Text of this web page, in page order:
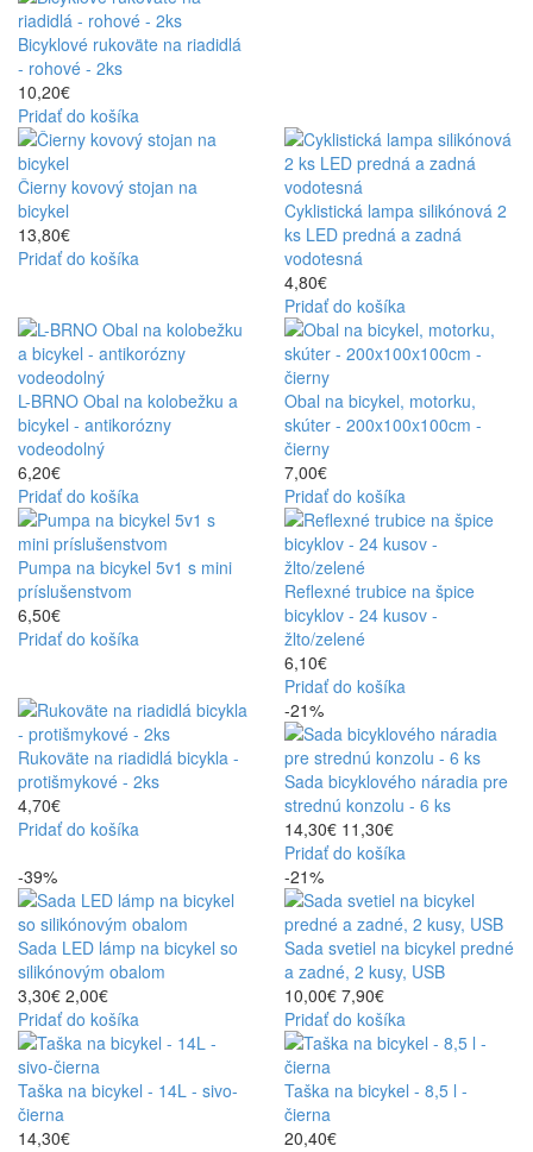
silikónovým obalom
Ergonómia: Správne tvarované sedadlá a rukoväte znižujú
únavu a zvyšujú komfort aj pri dlhších výjazdoch.
Odolnosť a vodeodolnosť:
Produkty musia odolávať
dažďu, prachu a nárazom, aby vás nesklamali v teréne.
Bezpečnosť:
Kvalitné osvetlenie a reflexné prvky sú
nevyhnutné pre vašu viditeľnosť na ceste.
Praktickosť:
Doplnky ako tašky a náradie by mali byť ľahko
zimných športoch
náradia pre strednú konzolu
Bicyklové rukoväte na riadidlá
- rohové - 2ks
10,20€
Pridať do košíka
Čierny kovový stojan na
bicykel
13,80€
Pridať do košíka
Cyklistická lampa silikónová 2
ks LED predná a zadná
vodotesná
4,80€
Pridať do košíka
L-BRNO Obal na kolobežku a
bicykel - antikorózny
vodeodolný
6,20€
Pridať do košíka
Obal na bicykel, motorku,
skúter - 200x100x100cm -
čierny
7,00€
Pridať do košíka
Pumpa na bicykel 5v1 s mini
príslušenstvom
6,50€
Pridať do košíka
Reflexné trubice na špice
bicyklov - 24 kusov -
žlto/zelené
6,10€
Pridať do košíka
Rukoväte na riadidlá bicykla -
protišmykové - 2ks
4,70€
Pridať do košíka
-21%
Sada bicyklového náradia pre
strednú konzolu - 6 ks
14,30€ 11,30€
Pridať do košíka
-39%
Sada LED lámp na bicykel so
silikónovým obalom
3,30€ 2,00€
Pridať do košíka
-21%
Sada svetiel na bicykel predné
a zadné, 2 kusy, USB
10,00€ 7,90€
Pridať do košíka
Taška na bicykel - 14L - sivo-
čierna
14,30€
Taška na bicykel - 8,5 l -
čierna
20,40€